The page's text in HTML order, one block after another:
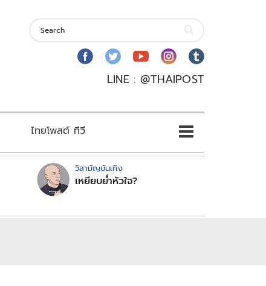
LINE : @THAIPOST
ไทยโพสต์ ทีวี
วิสามัญบันเทิง
เหยียบย่ำหัวใจ?